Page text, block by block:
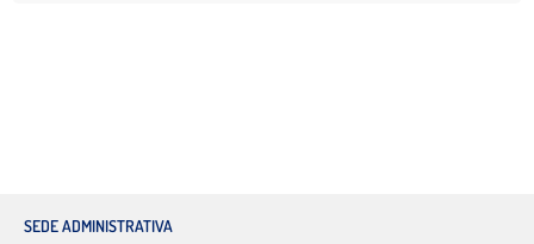
SEDE ADMINISTRATIVA